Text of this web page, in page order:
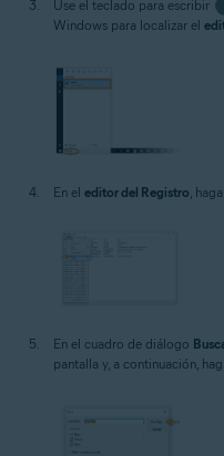
Use el teclado para escribir
Windows para localizar el
En el editor del Registro ,
En el cuadro de diálogo
pantalla y, a continuación,